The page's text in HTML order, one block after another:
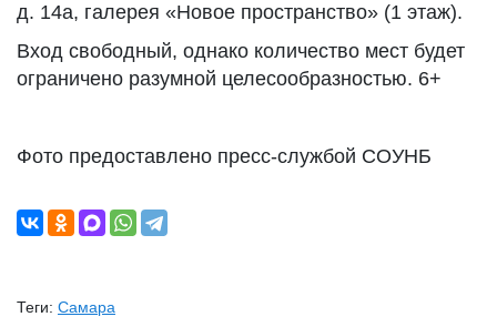
д. 14а, галерея «Новое пространство» (1 этаж).
Вход свободный, однако количество мест будет
ограничено разумной целесообразностью. 6+
Фото предоставлено пресс-службой СОУНБ
Теги: Самара